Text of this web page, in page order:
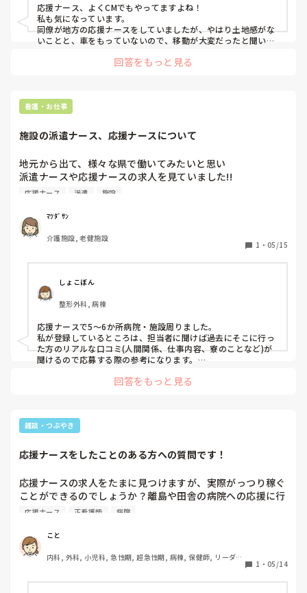
応援ナース、よくCMでもやってますよね！
私も気になっています。
同僚が地方の応援ナースをしていましたが、やはり土地感がな
いことと、車をもっていないので、移動が大変だったと聞いて
しながら働く、みたいで最高だといっていましたよ！
回答をもっと見る
看護・お仕事
施設の派遣ナース、応援ナースについて
地元から出て、様々な県で働いてみたいと思い
派遣ナースや応援ナースの求人を見ていました!!
現在老健で働いており利用者さんとの関わりが好きなため、
す!!
初めての試みで不安なことも多いので
行ってみた方、実際どうだったかぜひぜひ聞いてみたいです
厳しいご意見でも構いません!!( .ˬ.)"
応援ナース 派遣 施設
ﾏﾂﾀﾞｻﾝ
介護施設, 老健施設
1 ・ 05/15
しょこぼん
整形外科, 病棟
応援ナースで5〜6か所病院・施設周りました。
私が登録しているところは、担当者に聞けば過去にそこに行っ
た方のリアルな口コミ(人間関係、仕事内容、寮のことなど)が
聞けるので応募する際の参考になります。
回答をもっと見る
雑談・つぶやき
応援ナースをしたことのある方への質問です！
応援ナースの求人をたまに見つけますが、実際がっつり稼ぐ
ことができるのでしょうか？離島や田舎の病院への応援に行
くイメージが強いですが、仕事をしているとき以外の時間の
応援ナース 正看護師 病院
こと
内科, 外科, 小児科, 急性期, 超急性期, 病棟, 保健師, リーダ
1 ・ 05/14